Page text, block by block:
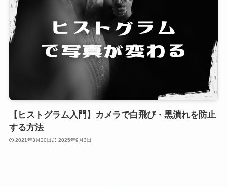
【ヒストグラム入門】カメラで白飛び・黒潰れを防止
する方法
2021年3月20日 2025年9月3日